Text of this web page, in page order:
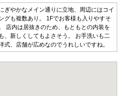
ぎやかなメイン通りに立地、周辺にはコイ
グも複数あり。 1Fでお客様も入りやすそ
店内は居抜きのため、もともとの内装を
、新しくしてもよさそう。 お手洗いも二
式、店舗が広めなのでうれしいですね。